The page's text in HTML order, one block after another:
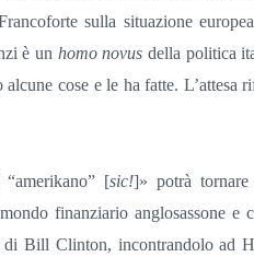
sulla situazione
è un homo novus della politica
cose e le ha fatte. L’attesa
[sic!]» potrà
finanziario anglosassone e
Bill Clinton, incontrandolo ad